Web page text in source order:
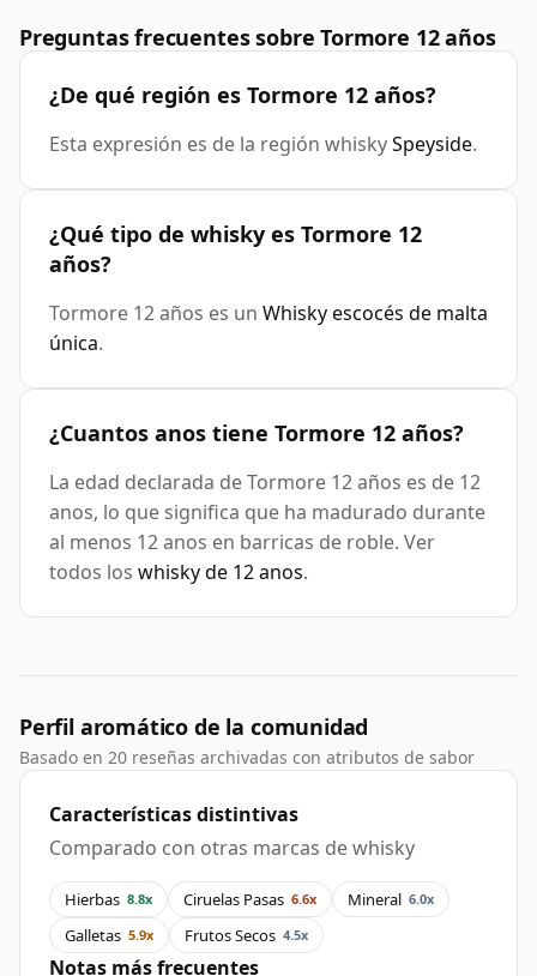
Preguntas frecuentes sobre Tormore 12 años
¿De qué región es Tormore 12 años?
Esta expresión es de la región whiskySpeyside.
¿Qué tipo de whisky es Tormore 12
años?
Tormore 12 años es un Whisky escocés de malta
única.
¿Cuantos anos tiene Tormore 12 años?
La edad declarada de Tormore 12 años es de 12
anos, lo que significa que ha madurado durante
al menos 12 anos en barricas de roble. Ver
todos los whisky de 12 anos.
Perfil aromático de la comunidad
Basado en 20 reseñas archivadas con atributos de sabor
Características distintivas
Comparado con otras marcas de whisky
Hierbas 8.8x Ciruelas Pasas 6.6x Mineral 6.0x
Galletas 5.9x Frutos Secos 4.5x
Notas más frecuentes